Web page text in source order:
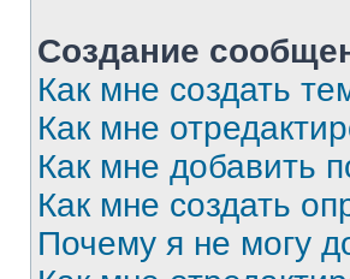
Создание
Как мне создать
Как мне
Как мне добавить
Как мне создать
Почему я не могу